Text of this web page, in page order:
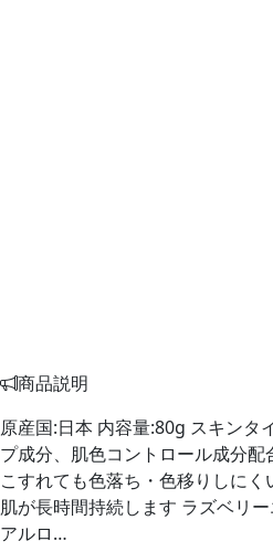
商品説明
原産国:日本 内容量:80g スキンタ
プ成分、肌色コントロール成分配
こすれても色落ち・色移りしに
肌が長時間持続します ラズベリ
アルロ…